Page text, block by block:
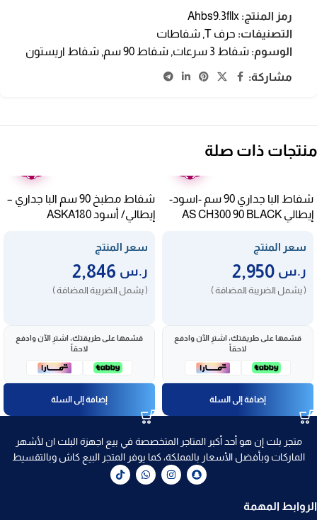
رمز المنتج: Ahbs9.3fllx
التصنيفات: حرف T , شفاطات
الوسوم: شفاط 3 سرعات , شفاط 90 سم , شفاط اريستون
مشاركة:
منتجات ذات صلة
شفاط البا جداري 90 سم -اسود-
إيطالي AS CH300 90 BLACK
سعر المنتج
ر.س
( يشمل الضريبة المضافة )
قسّمها على طريقتك، اشترِ الآن وادفع
لاحقاً
إضافة إلى السلة
شفاط مطبخ 90 سم البا جداري –
إيطالي/ أسود ASKA180
سعر المنتج
ر.س
( يشمل الضريبة المضافة )
قسّمها على طريقتك، اشترِ الآن وادفع
لاحقاً
إضافة إلى السلة
متجر بلت إن هو أحد أكبر المتاجر المتخصصة في بيع اجهزة البلت ان لأشهر
الماركات وبأفضل الأسعار بالمملكة، كما يوفر المتجر البيع كاش وبالتقسيط
الروابط المهمة